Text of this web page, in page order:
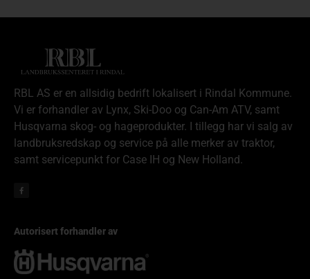
RBL AS er en allsidig bedrift lokalisert i Rindal Kommune.
Vi er forhandler av Lynx, Ski-Doo og Can-Am ATV, samt
Husqvarna skog- og hageprodukter. I tillegg har vi salg av
landbruksredskap og service på alle merker av traktor,
samt servicepunkt for Case IH og New Holland.
Autorisert forhandler av